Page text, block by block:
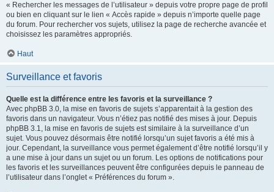
« Rechercher les messages de l’utilisateur » depuis votre propre page de profil
ou bien en cliquant sur le lien « Accès rapide » depuis n’importe quelle page
du forum. Pour rechercher vos sujets, utilisez la page de recherche avancée et
choisissez les paramètres appropriés.
Haut
Surveillance et favoris
Quelle est la différence entre les favoris et la surveillance ?
Avec phpBB 3.0, la mise en favoris de sujets s’apparentait à la gestion des
favoris dans un navigateur. Vous n’étiez pas notifié des mises à jour. Depuis
phpBB 3.1, la mise en favoris de sujets est similaire à la surveillance d’un
sujet. Vous pouvez désormais être notifié lorsqu’un sujet favoris a été mis à
jour. Cependant, la surveillance vous permet également d’être notifié lorsqu’il y
a une mise à jour dans un sujet ou un forum. Les options de notifications pour
les favoris et les surveillances peuvent être configurées depuis le panneau de
l’utilisateur dans l’onglet « Préférences du forum ».